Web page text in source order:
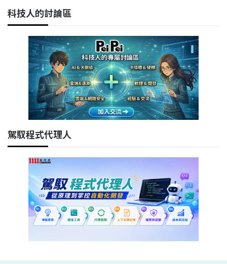
科技人的討論區
駕馭程式代理人